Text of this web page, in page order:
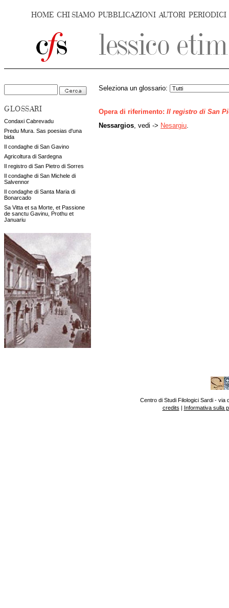
HOME CHI SIAMO PUBBLICAZIONI AUTORI PERIODICI
GLOSSARI
Condaxi Cabrevadu
Predu Mura. Sas poesias d'una
bida
Il condaghe di San Gavino
Agricoltura di Sardegna
Il registro di San Pietro di Sorres
Il condaghe di San Michele di
Salvennor
Il condaghe di Santa Maria di
Bonarcado
Sa Vitta et sa Morte, et Passione
de sanctu Gavinu, Prothu et
Januariu
Seleziona un glossario:
Opera di riferimento: Il registro di San
Nessargios , vedi -> Nesargiu
Centro di Studi Filologici Sardi - via
credits | Informativa sulla